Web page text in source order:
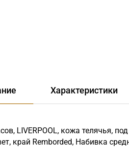
Характеристики
LIVERPOOL, кожа телячья,
край Remborded, Набивка